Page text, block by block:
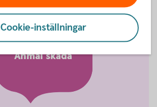
Anmäl skada
Cookie-inställningar